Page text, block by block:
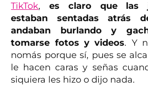
TikTok,es claro que las
estaban sentadas atrás
andaban burlando y
tomarse fotos y videos. Y
nomás porque sí, pues se
le hacen caras y señas
siquiera les hizo o dijo nada.